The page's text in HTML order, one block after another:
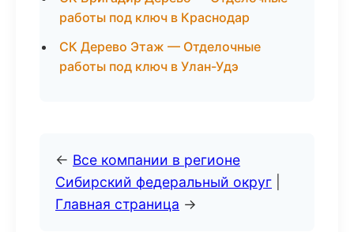
работы под ключ в Краснодар
СК Дерево Этаж — Отделочные
работы под ключ в Улан-Удэ
← Все компании в регионе
Сибирский федеральный округ
Главная страница →